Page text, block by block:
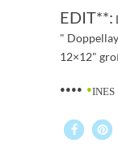
EDIT**:
"
12×12"
•••• •INES